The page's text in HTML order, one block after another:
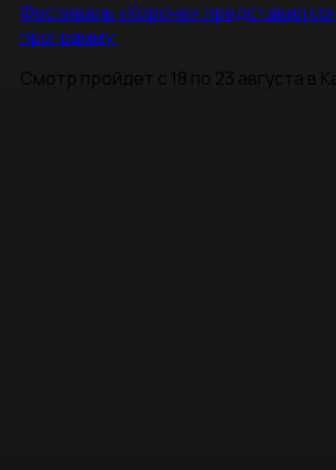
Фестиваль «Короче» представил
программу
Смотр пройдет с 18 по 23 августа в